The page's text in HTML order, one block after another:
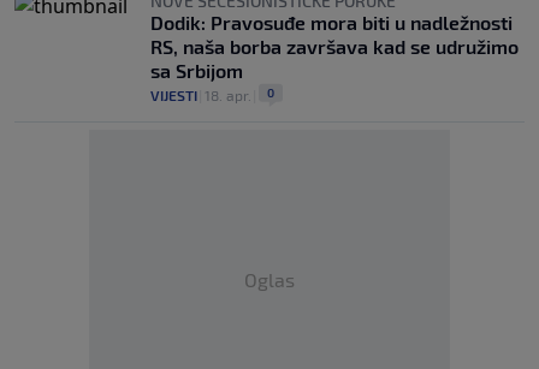
Dodik: Pravosuđe mora biti u nadležnosti
RS, naša borba završava kad se udružimo
sa Srbijom
VIJESTI 18. apr. 0
Oglas